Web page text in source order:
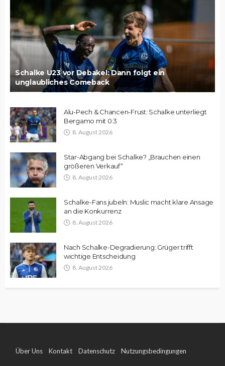
Schalke U23 vor Debakel: Dann folgt ein
unglaubliches Comeback
Alu-Pech & Chancen-Frust: Schalke unterliegt
Bergamo mit 0:3
8. August 2026
Star-Abgang bei Schalke? „Brauchen einen
größeren Verkauf“
8. August 2026
Schalke-Fans jubeln: Muslic macht klare Ansage
an die Konkurrenz
8. August 2026
Nach Schalke-Degradierung: Grüger trifft
wichtige Entscheidung
8. August 2026
Über Uns Kontakt Datenschutz Nutzungsbedingungen